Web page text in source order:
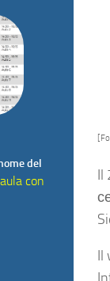
Il
Il
del
con